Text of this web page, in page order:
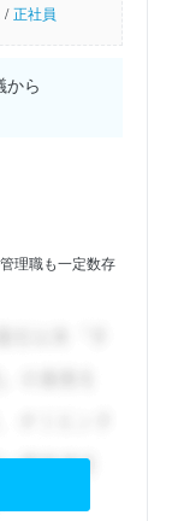
/ 正社員
ら
理職も一定数存